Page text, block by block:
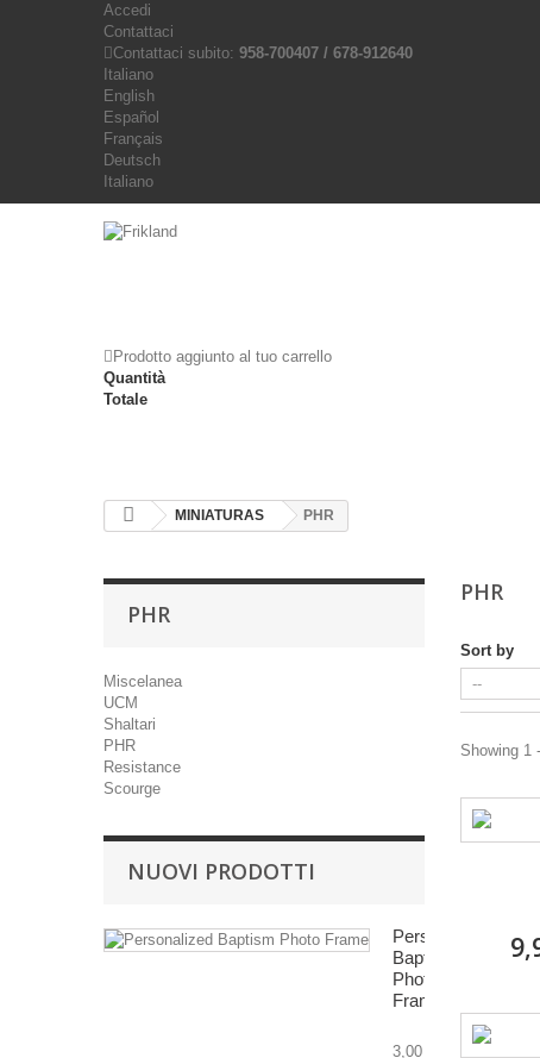
Accedi
Contattaci
Contattaci subito: 958-700407 / 678-912640
Italiano
English
Español
Français
Deutsch
Italiano
Prodotto aggiunto al tuo carrello
Quantità
Totale
MINIATURAS PHR
PHR
Miscelanea
UCM
Shaltari
PHR
Resistance
Scourge
NUOVI PRODOTTI
Personalized
Baptism
Photo
Frame
3,00 €
PHR
Sort by
Showing 1